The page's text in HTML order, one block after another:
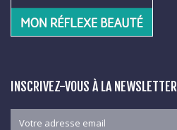
INSCRIVEZ-VOUS À LA NEWSLETTER